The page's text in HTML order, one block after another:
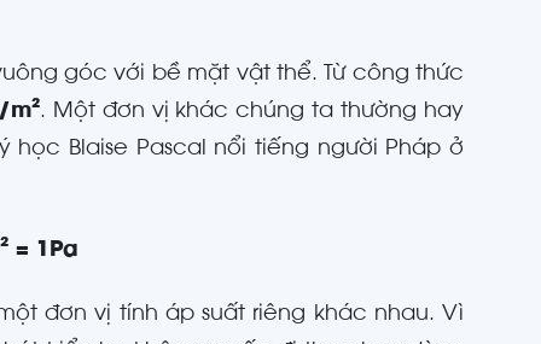
góc với bề mặt vật thể. Từ công thức
m². Một đơn vị khác chúng ta thường hay
Blaise Pascal nổi tiếng người Pháp ở
² = 1Pa
đơn vị tính áp suất riêng khác nhau. Vì